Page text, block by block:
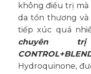
không điều trị mà
da tổn thương
tiếp xúc quá
chuyên trị
Hydroquinone,